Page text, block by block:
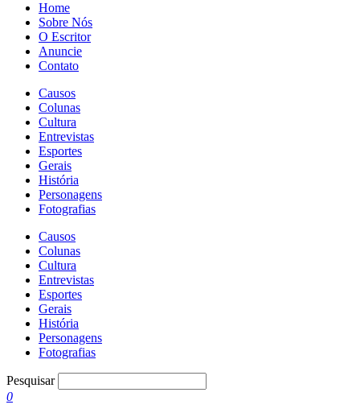
Home
Sobre Nós
O Escritor
Anuncie
Contato
Causos
Colunas
Cultura
Entrevistas
Esportes
Gerais
História
Personagens
Fotografias
Causos
Colunas
Cultura
Entrevistas
Esportes
Gerais
História
Personagens
Fotografias
Pesquisar
0